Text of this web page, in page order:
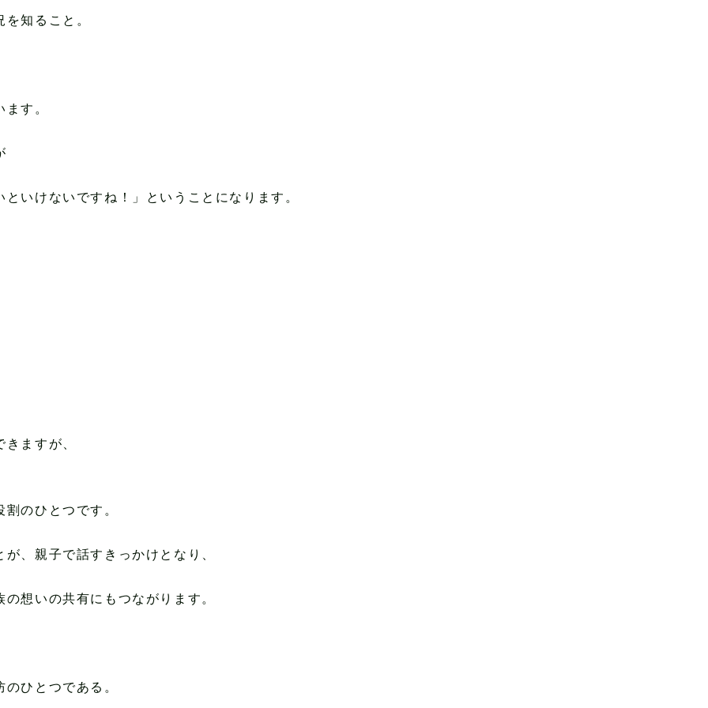
知ること。
す。
いけないですね！」ということになります。
ますが、
のひとつです。
、親子で話すきっかけとなり、
想いの共有にもつながります。
ひとつである。